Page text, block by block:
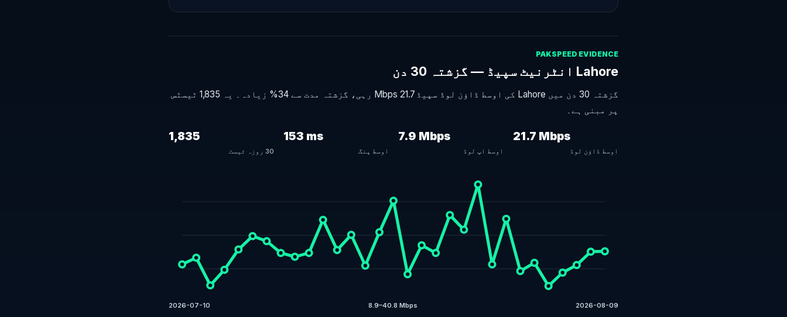
PAKSPEED EVIDENCE
Lahore انٹرنیٹ سپیڈ — گزشتہ 30 دن
گزشتہ 30 دن میں Lahore کی اوسط ڈاؤن لوڈ سپیڈ 21.7 Mbps رہی، گزشتہ مدت سے 34% زیادہ۔ یہ 1,835 ٹیسٹس
پر مبنی ہے۔
21.7 Mbps
اوسط ڈاؤن لوڈ
7.9 Mbps
اوسط اپ لوڈ
153 ms
اوسط پنگ
1,835
30 روزہ ٹیسٹ
2026-07-10 8.9–40.8 Mbps 2026-08-09